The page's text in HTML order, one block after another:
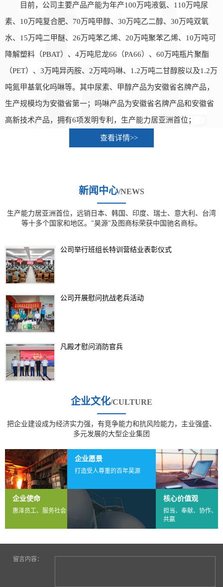
目前，公司主要产品产能为年产100万吨液氨、110万吨尿
素、10万吨复合肥、70万吨甲醇、30万吨乙二醇、30万吨双氧
水、15万吨二甲醚、26万吨苯乙烯、20万吨聚苯乙烯、10万吨可
降解塑料（PBAT）、4万吨尼龙66（PA66）、60万吨瓶片聚酯
（PET）、3万吨异丙胺、2万吨吗啉、1.2万吨二甘醇胺以及1.2万
吨氮甲基氧化吗啉等。其中尿素、甲醇产品为安徽省名牌产品，
生产规模均为安徽省第一；吗啉产品为安徽省名牌产品和安徽省
高新技术产品，拥有6项发明专利，生产能力居亚洲首位；
查看详情>>
新闻中心/NEWS
生产能力居亚洲首位，远销日本、韩国、印度、瑞士、意大利、台湾
等十多个国家和地区。"昊源"及图商标荣获中国驰名商标。
公司举行班组长特训营结业表彰仪式
公司开展慰问抗战老兵活动
凡殿才慰问消防官兵
企业文化/CULTURE
把企业建设成为经济实力强，有竞争能力和抗风险能力，主业强盛、
多元发展的大型企业集团
企业愿景
打造受人尊重的百年昊源
企业使命
惠泽员工、服务社会
核心价值观
担当、奉献、协作、
共赢
留言内容：